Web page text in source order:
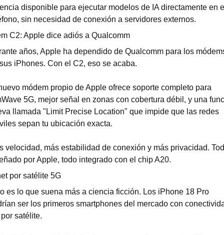
disponible para ejecutar modelos de IA directamente en
sin necesidad de conexión a servidores externos.
C2: Apple dice adiós a Qualcomm
años, Apple ha dependido de Qualcomm para los
iPhones. Con el C2, eso se acaba.
módem propio de Apple ofrece soporte completo para
5G, mejor señal en zonas con cobertura débil, y una
llamada "Limit Precise Location" que impide que las redes
sepan tu ubicación exacta.
velocidad, más estabilidad de conexión y más privacidad.
por Apple, todo integrado con el chip A20.
por satélite 5G
es lo que suena más a ciencia ficción. Los iPhone 18 Pro
ser los primeros smartphones del mercado con
satélite.